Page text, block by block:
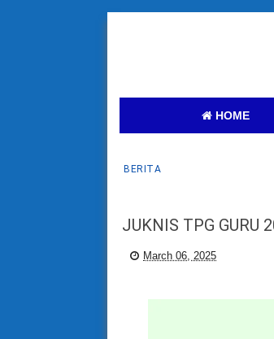
HOME
BERITA
JUKNIS TPG GURU
March 06, 2025